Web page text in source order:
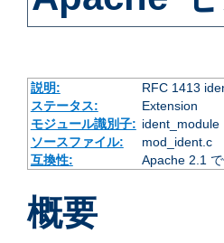
説明:
RFC 1413
ステータス:
Extension
モジュール識別子: ident_module
ソースファイル:
mod_ident.c
互換性:
Apache 2.1
概要